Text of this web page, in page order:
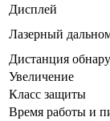
Дисплей
Лазерный
Дистанция
Увеличение
Класс защиты
Время работы и